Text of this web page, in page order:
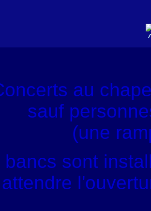
au
sauf
(une
bancs sont
attendre